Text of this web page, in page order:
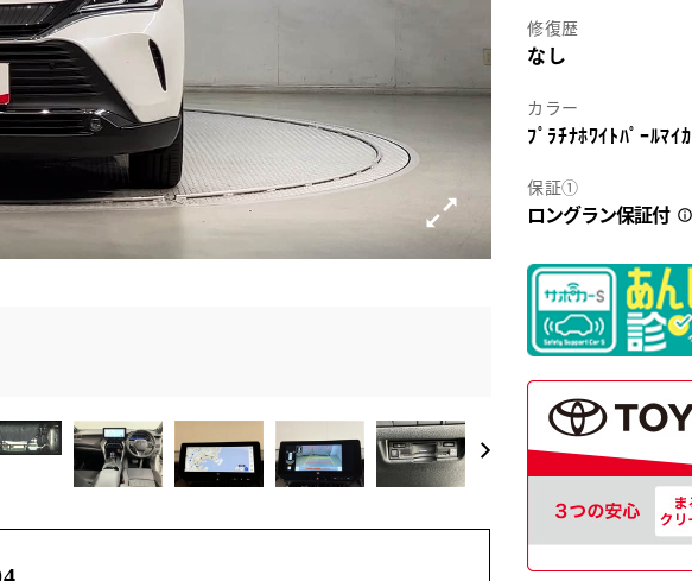
22
修復歴
なし
カラー
ﾌﾟﾗﾁﾅﾎﾜｲﾄﾊﾟｰﾙﾏｲｶ
保証①
ロングラン保証付